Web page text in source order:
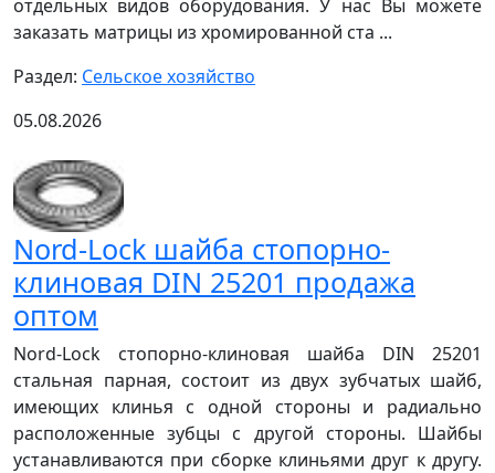
отдельных видов оборудования. У нас Вы можете
заказать матрицы из хромированной ста ...
Раздел: Сельское хозяйство
05.08.2026
Nord-Lock шайба стопорно-
клиновая DIN 25201 продажа
оптом
Nord-Lock стопорно-клиновая шайба DIN 25201
стальная парная, состоит из двух зубчатых шайб,
имеющих клинья с одной стороны и радиально
расположенные зубцы с другой стороны. Шайбы
устанавливаются при сборке клиньями друг к другу.